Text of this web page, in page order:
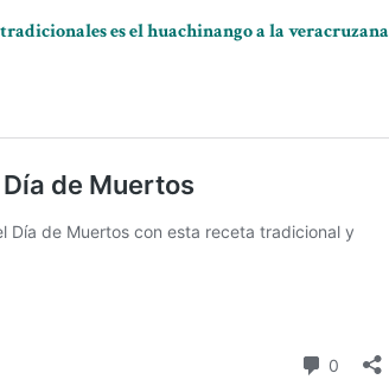
es el huachinango a la veracruzana